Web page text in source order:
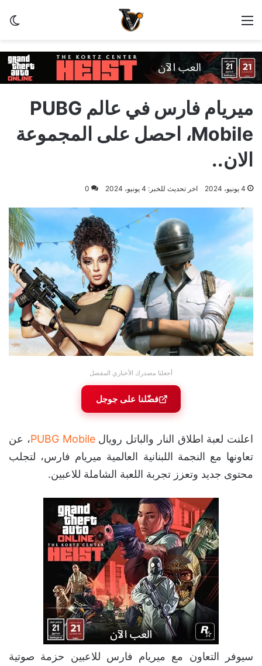
القائمة
ميريام فارس في عالم PUBG
Mobile، احصل على المجموعة
الان..
4 يونيو، 2024 اخر تحديث للخبر: 4 يونيو، 2024 0
أجعلنا مصدرك الأخباري المفضل
فضّلنا على جوجل
اعلنت لعبة اطلاق النار والباتل رويالPUBG Mobile، عن
تعاونها مع النجمة اللبنانية العالمية ميريام فارس، لتجلب
محتوى جديد وتعزز تجربة اللعبة الشاملة للاعبين.
سيوفر التعاون مع ميريام فارس للاعبين حزمة صوتية